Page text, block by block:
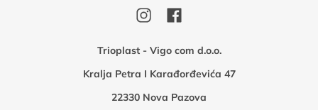
Trioplast - Vigo com d.o.o.
Kralja Petra I Karađorđevića 47
22330 Nova Pazova